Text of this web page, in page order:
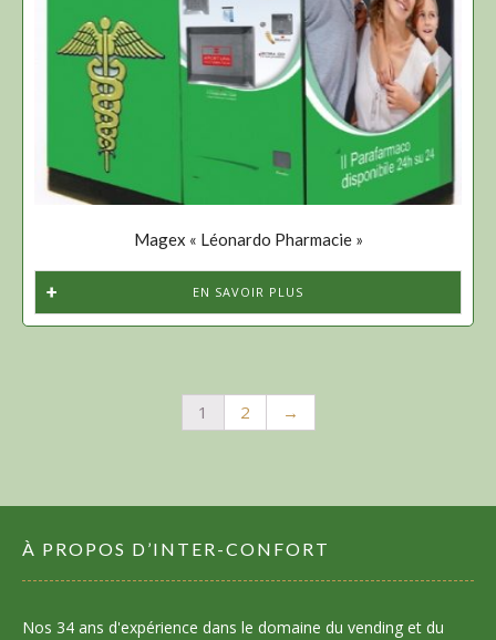
Magex « Léonardo Pharmacie »
EN SAVOIR PLUS
1 2 →
À PROPOS D’INTER-CONFORT
Nos 34 ans d'expérience dans le domaine du vending et du